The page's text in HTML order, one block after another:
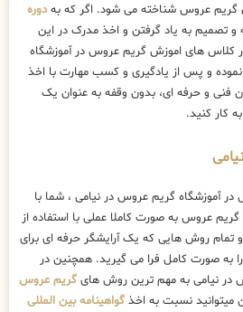
گریم عروس شناخته می شود. اگر که بهدوره
و تصمیم به یاد گرفتن و اخذ مدرک در این
در کلاس های اموزش گریم عروس در آموزشگاه
و پس از یادگیری و کسب مهارت با اخذ
فنی و حرفه ای، بدون وقفه به عنوان یک
کنید.
آموزشگاه گریم عروس در نیامی ، شما با
گریم عروس به صورت کاملا عملی با استفاده از
تمام روش هایی که یک آرایشگر حرفه ای برای
به صورت کامل فرا می گیرید. همچنین در
در نیامی به مهم ترین روش های گریم عروس
نسبت به اخذ گواهینامه بین المللی